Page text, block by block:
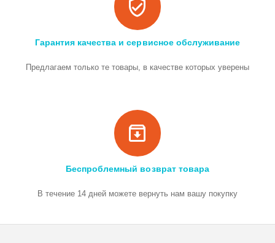
Гарантия качества и сервисное обслуживание
Предлагаем только те товары, в качестве которых уверены
Беспроблемный возврат товара
В течение 14 дней можете вернуть нам вашу покупку